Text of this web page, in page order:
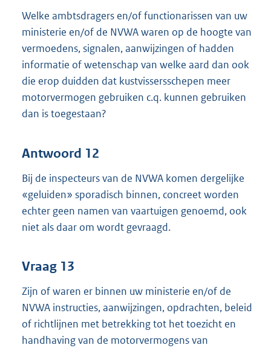
Welke ambtsdragers en/of functionarissen van uw
ministerie en/of de NVWA waren op de hoogte van
vermoedens, signalen, aanwijzingen of hadden
informatie of wetenschap van welke aard dan ook
die erop duidden dat kustvissersschepen meer
motorvermogen gebruiken c.q. kunnen gebruiken
dan is toegestaan?
Antwoord 12
Bij de inspecteurs van de NVWA komen dergelijke
«geluiden» sporadisch binnen, concreet worden
echter geen namen van vaartuigen genoemd, ook
niet als daar om wordt gevraagd.
Vraag 13
Zijn of waren er binnen uw ministerie en/of de
NVWA instructies, aanwijzingen, opdrachten, beleid
of richtlijnen met betrekking tot het toezicht en
handhaving van de motorvermogens van